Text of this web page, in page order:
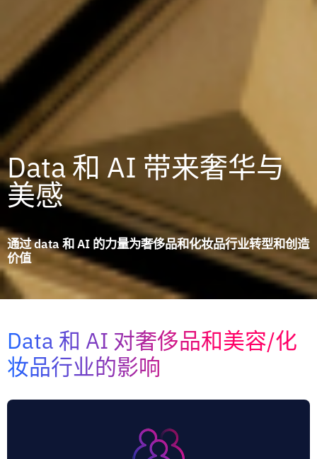
Data 和 AI 带来奢华与
美感
通过 data 和 AI 的力量为奢侈品和化妆品行业转型和创造
价值
Data 和 AI 对奢侈品和美容/化
妆品行业的影响